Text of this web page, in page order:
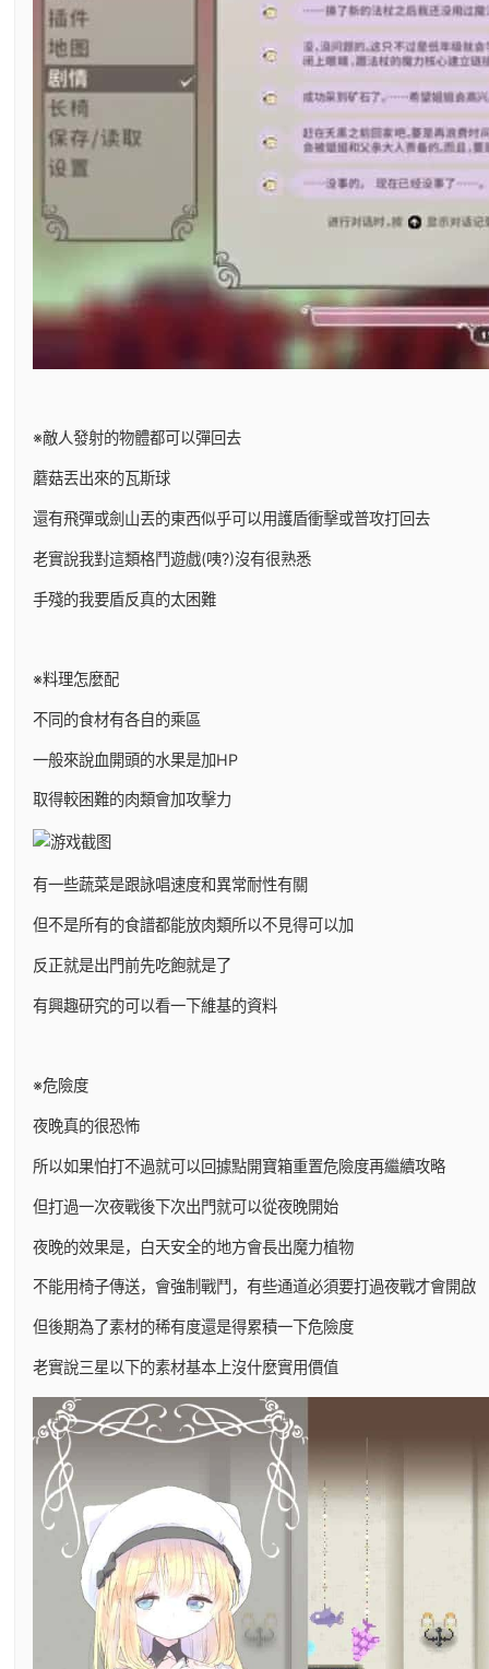
※敵人發射的物體都可以彈回去
蘑菇丟出來的瓦斯球
還有飛彈或劍山丟的東西似乎可以用護盾衝擊或普攻打回去
老實說我對這類格鬥遊戲(咦?)沒有很熟悉
手殘的我要盾反真的太困難
※料理怎麼配
不同的食材有各自的乘區
一般來說血開頭的水果是加HP
取得較困難的肉類會加攻擊力
有一些蔬菜是跟詠唱速度和異常耐性有關
但不是所有的食譜都能放肉類所以不見得可以加
反正就是出門前先吃飽就是了
有興趣研究的可以看一下維基的資料
※危險度
夜晚真的很恐怖
所以如果怕打不過就可以回據點開寶箱重置危險度再繼續攻略
但打過一次夜戰後下次出門就可以從夜晚開始
夜晚的效果是，白天安全的地方會長出魔力植物
不能用椅子傳送，會強制戰鬥，有些通道必須要打過夜戰才會開啟
但後期為了素材的稀有度還是得累積一下危險度
老實說三星以下的素材基本上沒什麼實用價值